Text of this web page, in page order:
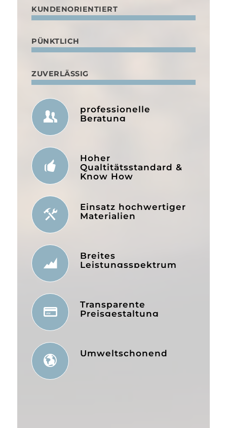
KUNDENORIENTIERT
PÜNKTLICH
ZUVERLÄSSIG
professionelle
Beratung
Hoher
Qualtitätsstandard &
Know How
Einsatz hochwertiger
Materialien
Breites
Leistungsspektrum
Transparente
Preisgestaltung
Umweltschonend